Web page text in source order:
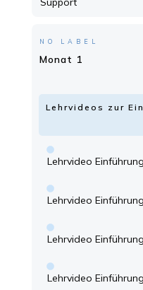
NO LABEL
Monat 1
Lehrvideos zur
Lehrvideo
Lehrvideo
Lehrvideo
Lehrvideo